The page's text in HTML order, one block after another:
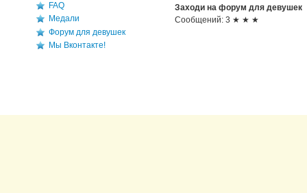
FAQ
Медали
Форум для девушек
Мы Вконтакте!
Заходи на форум для девушек
Сообщений: 3 ★ ★ ★